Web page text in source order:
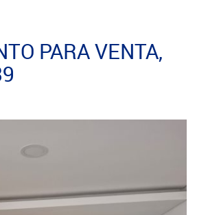
PARA VENTA,